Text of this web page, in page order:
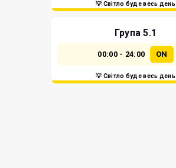
💡 Світло буде весь день
Група 5.1
00:00 - 24:00 ON
💡 Світло буде весь день